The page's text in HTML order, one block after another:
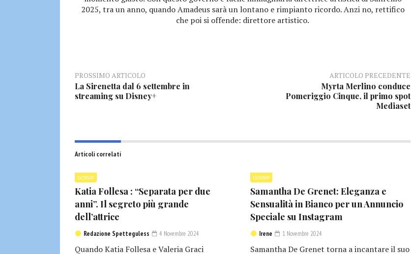
2025, tra un anno, quando Amadeus sarà un lontano e rimpianto ricordo. Anzi no, rettifico
che poi si offende: direttore artistico.
PROSSIMO ARTICOLO
La Sirenetta dal 6 settembre in
streaming su Disney+
ARTICOLO PRECEDENTE
Myrta Merlino conduce
Pomeriggio Cinque, il primo spot
Mediaset
Articoli correlati
GOSSIP
Katia Follesa : “Separata per due
anni”. Il segreto più grande
dell’attrice
Redazione Spetteguless 4 Novembre 2024
Quando Katia Follesa e Valeria Graci
GOSSIP
Samantha De Grenet: Eleganza e
Sensualità in Bianco per un Annuncio
Speciale su Instagram
Irene 1 Novembre 2024
Samantha De Grenet torna a incantare il suo